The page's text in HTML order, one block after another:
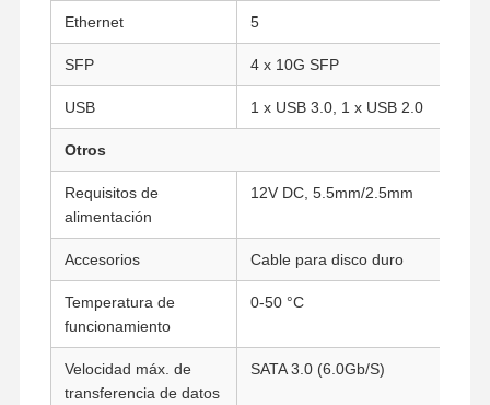
NAS Mini PC también
El Celeron Mini PC
Core Mini PC también
Mini PC de Oficina
Placa base industrial
Ethernet 5
SFP 4 x 10G SFP
USB 1 x USB 3.0, 1 x USB 2.0
Otros
Requisitos de
alimentación
12V DC, 5.5mm/2.5mm
Accesorios Cable para disco duro
Temperatura de
funcionamiento
0-50 °C
Velocidad máx. de
transferencia de datos
SATA 3.0 (6.0Gb/S)